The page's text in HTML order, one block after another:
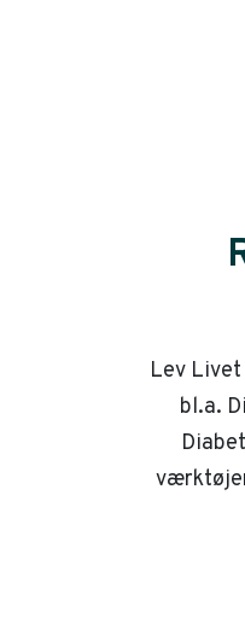
Lev
bl.a.